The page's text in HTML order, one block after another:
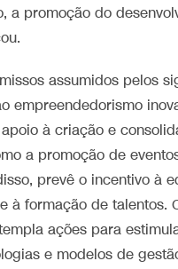
a promoção do
assumidos pelos
empreendedorismo
à criação e
a promoção de
prevê o incentivo à
à formação de talentos.
ações para
e modelos de